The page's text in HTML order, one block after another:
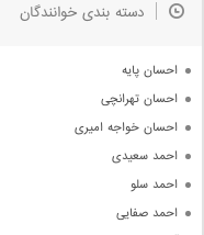
جدیدترین ها
دسته بندی خوانندگان
احسان پایه
احسان تهرانچی
احسان خواجه امیری
احمد سعیدی
احمد سلو
احمد صفایی